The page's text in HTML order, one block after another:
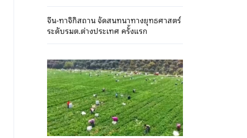
จีน-ทาจิกิสถาน จัดสนทนาทางยุทธศาสตร์
ระดับรมต.ต่างประเทศ ครั้งแรก